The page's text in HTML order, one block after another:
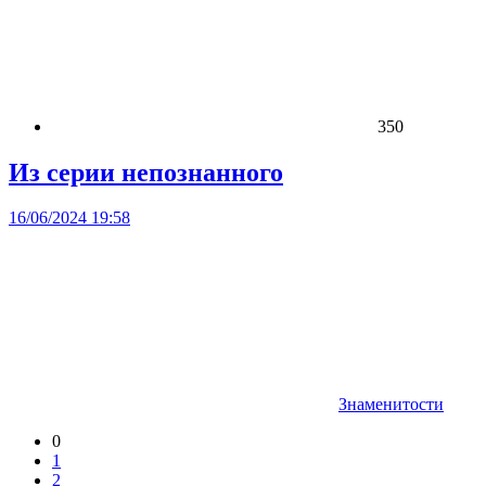
350
Из серии непознанного
16/06/2024 19:58
Знаменитости
0
1
2